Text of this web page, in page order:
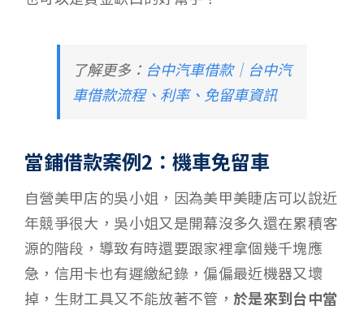
了解更多： 台中汽車借款｜台中汽
車借款流程、利率、免留車資訊
當鋪借款案例2：機車免留車
自營美甲店的吳小姐，因為美甲美睫店可以說近
年競爭很大，吳小姐又是開幕沒多久還在累積客
源的階段，導致有時還要跟家裡拿個幾千塊應
急，信用卡也有遲繳紀錄，偏偏最近機器又壞
掉，生財工具又不能放著不管，於是來到台中當